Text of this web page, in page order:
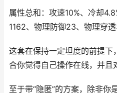
属性总和：攻速10%、冷却
1162、物理防御23、物理穿
这套在保持一定坦度的前提下
合你觉得自己操作在线，并且
至于带“隐匿”的方案，除非你